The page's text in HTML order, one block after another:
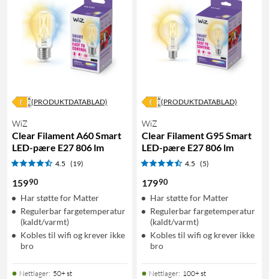
(PRODUKTDATABLAD)
WiZ
Clear Filament A60 Smart
LED-pære E27 806 lm
4.5 (19)
15990
Har støtte for Matter
Regulerbar fargetemperatur
(kaldt/varmt)
Kobles til wifi og krever ikke
bro
Nettlager: 50+ st
(PRODUKTDATABLAD)
WiZ
Clear Filament G95 Smart
LED-pære E27 806 lm
4.5 (5)
17990
Har støtte for Matter
Regulerbar fargetemperatur
(kaldt/varmt)
Kobles til wifi og krever ikke
bro
Nettlager: 100+ st